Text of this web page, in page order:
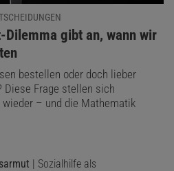
Dilemma gibt an, wann wir
bestellen oder doch lieber
Diese Frage stellen sich
– und die Mathematik
| Sozialhilfe als